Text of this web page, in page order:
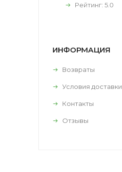
Рейтинг: 5.0
ИНФОРМАЦИЯ
Возвраты
Условия доставки
Контакты
Отзывы